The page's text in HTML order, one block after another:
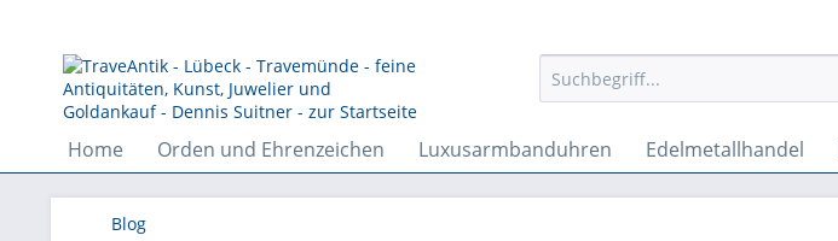
Home Orden und Ehrenzeichen Luxusarmbanduhren Edelmetallhandel
Blog